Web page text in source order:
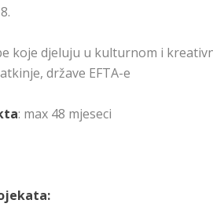
koje djeluju u kulturnom i
države EFTA-e
: max 48 mjeseci